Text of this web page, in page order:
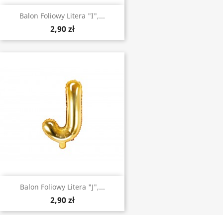
Balon Foliowy Litera "I",...
2,90 zł
Balon Foliowy Litera "J",...
2,90 zł